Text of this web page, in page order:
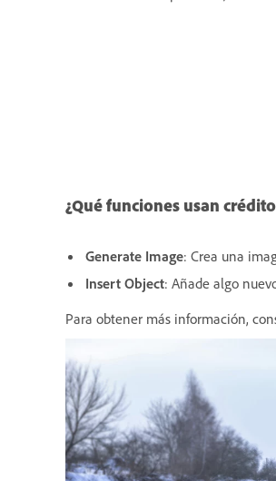
¿Qué funciones usan
Generate Image: Crea una
Insert Object: Añade algo
Para obtener más información,